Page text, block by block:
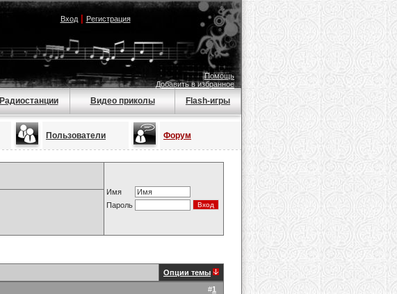
Вход| Регистрация
Помощь
Добавить в избранное
Радиостанции Видео приколы Flash-игры
Пользователи Форум
Имя
Пароль
Опции темы
#1